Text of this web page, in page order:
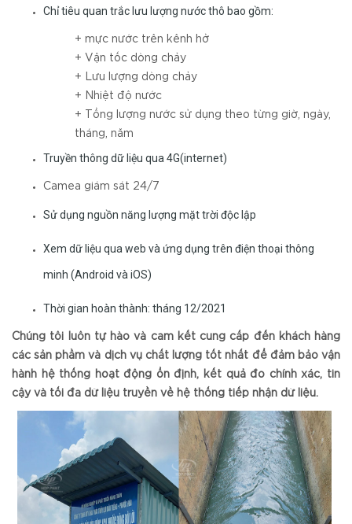
Chỉ tiêu quan trắc lưu lượng nước thô bao gồm:
+ mực nước trên kênh hở
+ Vận tốc dòng chảy
+ Lưu lượng dòng chảy
+ Nhiệt độ nước
+ Tổng lượng nước sử dụng theo từng giờ, ngày,
tháng, năm
Truyền thông dữ liệu qua 4G(internet)
Camea giám sát 24/7
Sử dụng nguồn năng lượng mặt trời độc lập
Xem dữ liệu qua web và ứng dụng trên điện thoại thông
minh (Android và iOS)
Thời gian hoàn thành: tháng 12/2021
Chúng tôi luôn tự hào và cam kết cung cấp đến khách hàng
các sản phầm và dịch vụ chất lượng tốt nhất để đảm bảo vận
hành hệ thống hoạt động ổn định, kết quả đo chính xác, tin
cậy và tối đa dữ liệu truyền về hệ thống tiếp nhận dữ liệu.